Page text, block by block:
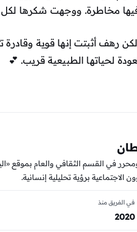
مخاطرة. ووجهت شكرها لكل
رهف أثبتت إنها قوية وقادرة
لحياتها الطبيعية قريب. 💕
في القسم الثقافي والعام بموقع
الاجتماعية برؤية تحليلية إنسانية.
في الفريق منذ
2020